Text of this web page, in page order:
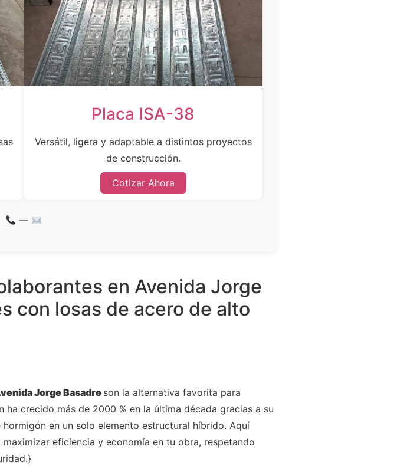
Placa ISA-38
Versátil, ligera y adaptable a distintos proyectos
de construcción.
Cotizar Ahora
—
en Avenida Jorge
con losas de acero de alto
Jorge Basadre son la alternativa favorita para
crecido más de 2000 % en la última década gracias a su
en un solo elemento estructural híbrido. Aquí
eficiencia y economía en tu obra, respetando